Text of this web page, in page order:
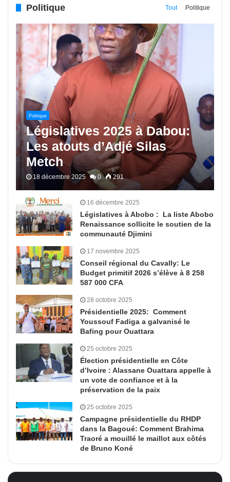
Politique Tout Politique
Politique
Législatives 2025 à Dabou:
Les atouts d’Adjé Silas
Metch
18 décembre 2025 0 291
16 décembre 2025
Législatives à Abobo : La liste Abobo
Renaissance sollicite le soutien de la
communauté Djimini
17 novembre 2025
Conseil régional du Cavally: Le
Budget primitif 2026 s’élève à 8 258
587 000 CFA
28 octobre 2025
Présidentielle 2025: Comment
Youssouf Fadiga a galvanisé le
Bafing pour Ouattara
25 octobre 2025
Élection présidentielle en Côte
d’Ivoire : Alassane Ouattara appelle à
un vote de confiance et à la
préservation de la paix
25 octobre 2025
Campagne présidentielle du RHDP
dans la Bagoué: Comment Brahima
Traoré a mouillé le maillot aux côtés
de Bruno Koné